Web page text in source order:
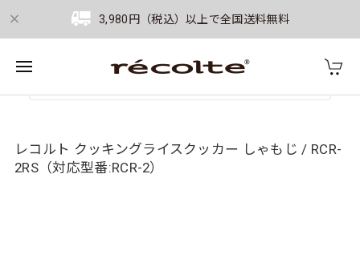
3,980円（税込）以上で全国送料無料
レコルト クッキングライスクッカー しゃもじ / RCR-
2RS（対応型番:RCR-2）